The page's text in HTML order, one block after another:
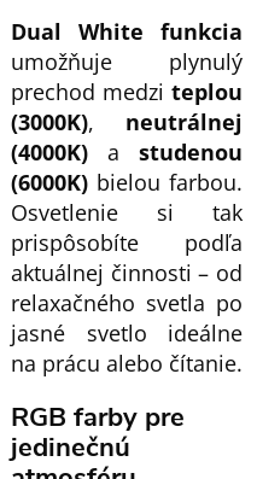
Dual White funkcia
umožňuje plynulý
prechod medzi teplou
(3000K), neutrálnej
(4000K) a studenou
(6000K) bielou farbou.
Osvetlenie si tak
prispôsobíte podľa
aktuálnej činnosti – od
relaxačného svetla po
jasné svetlo ideálne
na prácu alebo čítanie.
RGB farby pre
jedinečnú